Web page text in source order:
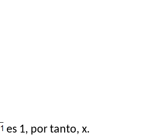
es 1, por tanto, x.